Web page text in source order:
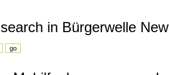
in Bürgerwelle